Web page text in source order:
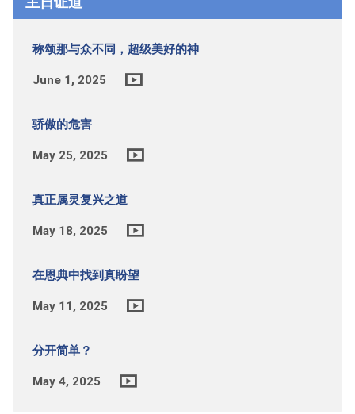
称颂那与众不同，超级美好的神
June 1, 2025
骄傲的危害
May 25, 2025
真正属灵复兴之道
May 18, 2025
在恩典中找到真盼望
May 11, 2025
分开简单？
May 4, 2025